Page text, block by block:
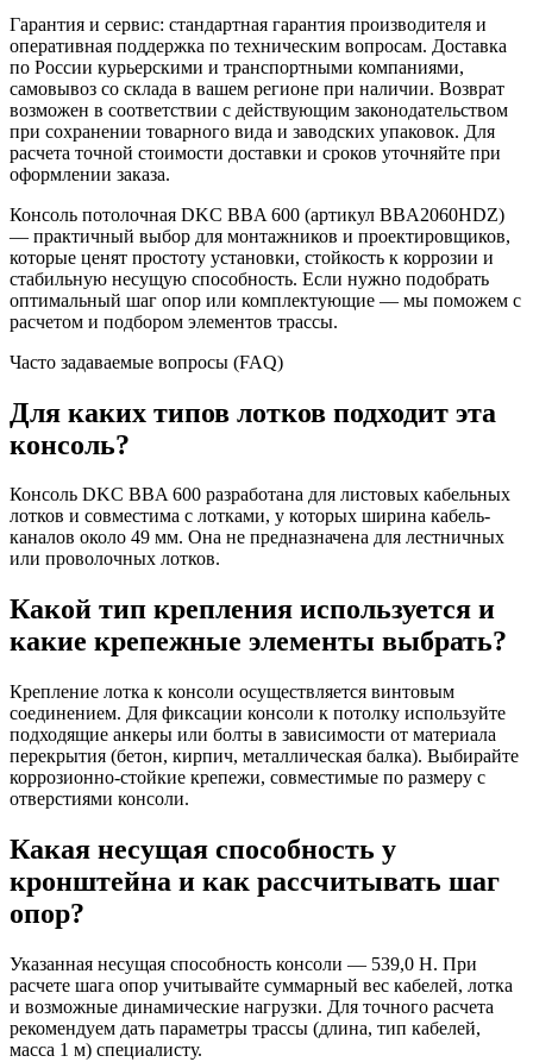
Гарантия и сервис: стандартная гарантия производителя и
оперативная поддержка по техническим вопросам. Доставка
по России курьерскими и транспортными компаниями,
самовывоз со склада в вашем регионе при наличии. Возврат
возможен в соответствии с действующим законодательством
при сохранении товарного вида и заводских упаковок. Для
расчета точной стоимости доставки и сроков уточняйте при
оформлении заказа.
Консоль потолочная DKC BBA 600 (артикул BBA2060HDZ)
— практичный выбор для монтажников и проектировщиков,
которые ценят простоту установки, стойкость к коррозии и
стабильную несущую способность. Если нужно подобрать
оптимальный шаг опор или комплектующие — мы поможем с
расчетом и подбором элементов трассы.
Часто задаваемые вопросы (FAQ)
Для каких типов лотков подходит эта
консоль?
Консоль DKC BBA 600 разработана для листовых кабельных
лотков и совместима с лотками, у которых ширина кабель-
каналов около 49 мм. Она не предназначена для лестничных
или проволочных лотков.
Какой тип крепления используется и
какие крепежные элементы выбрать?
Крепление лотка к консоли осуществляется винтовым
соединением. Для фиксации консоли к потолку используйте
подходящие анкеры или болты в зависимости от материала
перекрытия (бетон, кирпич, металлическая балка). Выбирайте
коррозионно-стойкие крепежи, совместимые по размеру с
отверстиями консоли.
Какая несущая способность у
кронштейна и как рассчитывать шаг
опор?
Указанная несущая способность консоли — 539,0 Н. При
расчете шага опор учитывайте суммарный вес кабелей, лотка
и возможные динамические нагрузки. Для точного расчета
рекомендуем дать параметры трассы (длина, тип кабелей,
масса 1 м) специалисту.